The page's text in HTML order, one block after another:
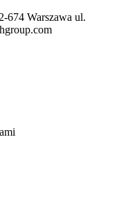
674 Warszawa ul.